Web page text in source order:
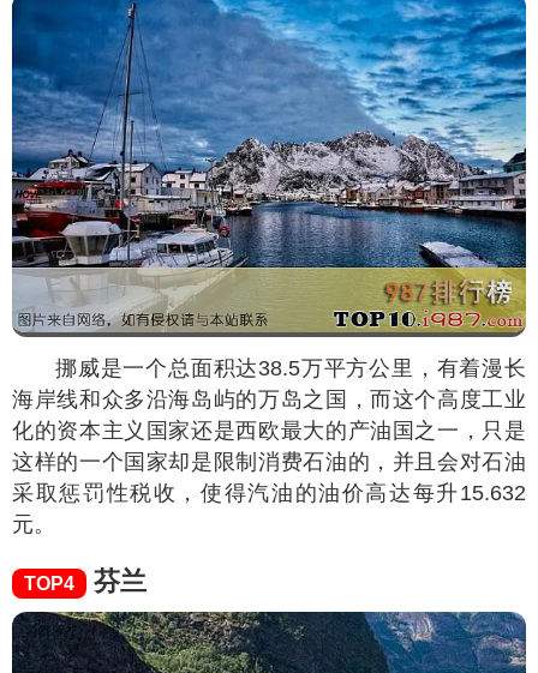
挪威是一个总面积达38.5万平方公里，有着漫长
海岸线和众多沿海岛屿的万岛之国，而这个高度工业
化的资本主义国家还是西欧最大的产油国之一，只是
这样的一个国家却是限制消费石油的，并且会对石油
采取惩罚性税收，使得汽油的油价高达每升15.632
元。
TOP4 芬兰